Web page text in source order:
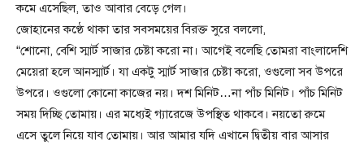
কমে এসেছিল, তাও আবার বেড়ে গেল।
জোহানের কণ্ঠে থাকা তার সবসময়ের বিরক্ত সুরে বললো,
“শোনো, বেশি স্মার্ট সাজার চেষ্টা করো না। আগেই বলেছি তোমরা বাংলাদেশি
মেয়েরা হলে আনস্মার্ট। যা একটু স্মার্ট সাজার চেষ্টা করো, ওগুলো সব উপরে
উপরে। ওগুলো কোনো কাজের নয়। দশ মিনিট…না পাঁচ মিনিট। পাঁচ মিনিট
সময় দিচ্ছি তোমায়। এর মধ্যেই গ্যারেজে উপস্থিত থাকবে। নয়তো রুমে
এসে তুলে নিয়ে যাব তোমায়। আর আমার যদি এখানে দ্বিতীয় বার আসার